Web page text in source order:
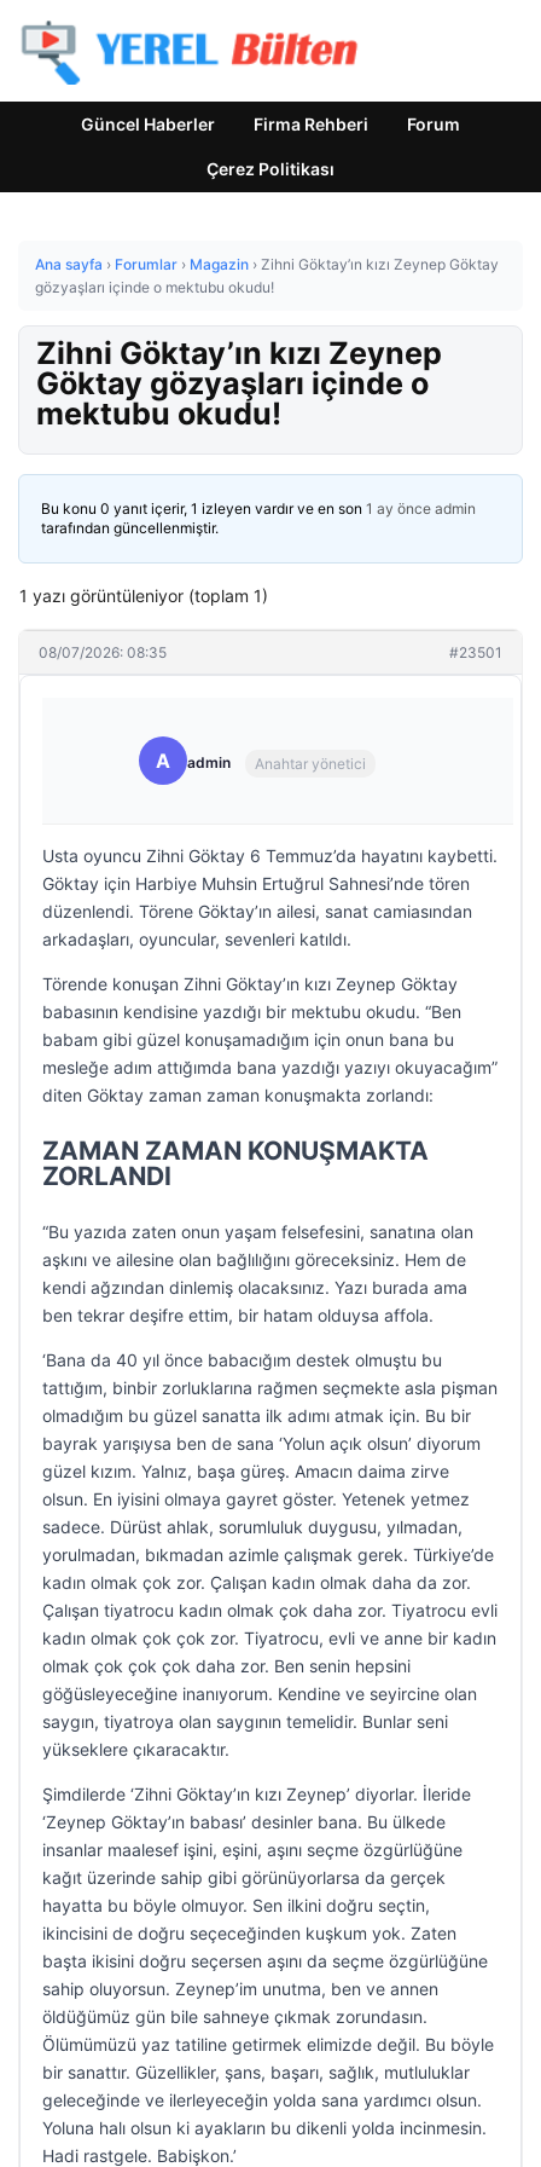
Güncel Haberler Firma Rehberi Forum
Çerez Politikası
Ana sayfa › Forumlar › Magazin › Zihni Göktay’ın kızı Zeynep Göktay
gözyaşları içinde o mektubu okudu!
Zihni Göktay’ın kızı Zeynep
Göktay gözyaşları içinde o
mektubu okudu!
Bu konu 0 yanıt içerir, 1 izleyen vardır ve en son 1 ay önce admin
tarafından güncellenmiştir.
1 yazı görüntüleniyor (toplam 1)
08/07/2026: 08:35 #23501
A admin Anahtar yönetici
Usta oyuncu Zihni Göktay 6 Temmuz’da hayatını kaybetti.
Göktay için Harbiye Muhsin Ertuğrul Sahnesi’nde tören
düzenlendi. Törene Göktay’ın ailesi, sanat camiasından
arkadaşları, oyuncular, sevenleri katıldı.
Törende konuşan Zihni Göktay’ın kızı Zeynep Göktay
babasının kendisine yazdığı bir mektubu okudu. “Ben
babam gibi güzel konuşamadığım için onun bana bu
mesleğe adım attığımda bana yazdığı yazıyı okuyacağım”
diten Göktay zaman zaman konuşmakta zorlandı:
ZAMAN ZAMAN KONUŞMAKTA
ZORLANDI
“Bu yazıda zaten onun yaşam felsefesini, sanatına olan
aşkını ve ailesine olan bağlılığını göreceksiniz. Hem de
kendi ağzından dinlemiş olacaksınız. Yazı burada ama
ben tekrar deşifre ettim, bir hatam olduysa affola.
‘Bana da 40 yıl önce babacığım destek olmuştu bu
tattığım, binbir zorluklarına rağmen seçmekte asla pişman
olmadığım bu güzel sanatta ilk adımı atmak için. Bu bir
bayrak yarışıysa ben de sana ‘Yolun açık olsun’ diyorum
güzel kızım. Yalnız, başa güreş. Amacın daima zirve
olsun. En iyisini olmaya gayret göster. Yetenek yetmez
sadece. Dürüst ahlak, sorumluluk duygusu, yılmadan,
yorulmadan, bıkmadan azimle çalışmak gerek. Türkiye’de
kadın olmak çok zor. Çalışan kadın olmak daha da zor.
Çalışan tiyatrocu kadın olmak çok daha zor. Tiyatrocu evli
kadın olmak çok çok zor. Tiyatrocu, evli ve anne bir kadın
olmak çok çok çok daha zor. Ben senin hepsini
göğüsleyeceğine inanıyorum. Kendine ve seyircine olan
saygın, tiyatroya olan saygının temelidir. Bunlar seni
yükseklere çıkaracaktır.
Şimdilerde ‘Zihni Göktay’ın kızı Zeynep’ diyorlar. İleride
‘Zeynep Göktay’ın babası’ desinler bana. Bu ülkede
insanlar maalesef işini, eşini, aşını seçme özgürlüğüne
kağıt üzerinde sahip gibi görünüyorlarsa da gerçek
hayatta bu böyle olmuyor. Sen ilkini doğru seçtin,
ikincisini de doğru seçeceğinden kuşkum yok. Zaten
başta ikisini doğru seçersen aşını da seçme özgürlüğüne
sahip oluyorsun. Zeynep’im unutma, ben ve annen
öldüğümüz gün bile sahneye çıkmak zorundasın.
Ölümümüzü yaz tatiline getirmek elimizde değil. Bu böyle
bir sanattır. Güzellikler, şans, başarı, sağlık, mutluluklar
geleceğinde ve ilerleyeceğin yolda sana yardımcı olsun.
Yoluna halı olsun ki ayakların bu dikenli yolda incinmesin.
Hadi rastgele. Babişkon.’